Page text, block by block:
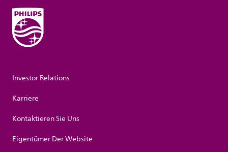
Investor Relations
Karriere
Kontaktieren Sie Uns
Eigentümer Der Website